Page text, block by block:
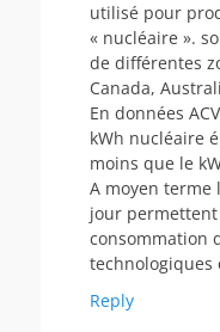
utilisé pour
« nucléaire ».
de différentes
Canada,
En données
kWh nucléaire
moins que le
A moyen terme
jour
consommation
technologiques
Reply